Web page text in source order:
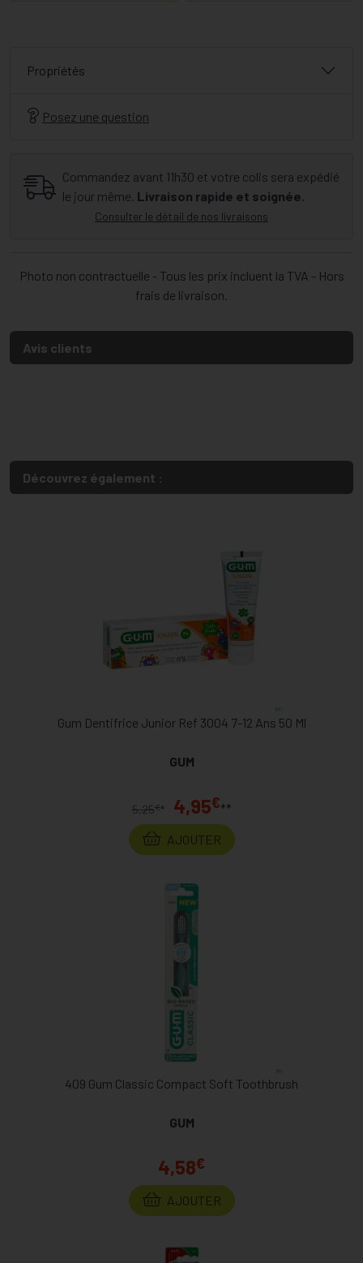
Propriétés
Posez une question
Commandez avant 11h30 et votre colis sera expédié
le jour même. Livraison rapide et soignée.
Consulter le détail de nos livraisons
Photo non contractuelle - Tous les prix incluent la TVA - Hors
frais de livraison.
Avis clients
Découvrez également :
Gum Dentifrice Junior Ref 3004 7-12 Ans 50 Ml
GUM
5,25€ * 4,95€**
AJOUTER
409 Gum Classic Compact Soft Toothbrush
GUM
4,58€
AJOUTER